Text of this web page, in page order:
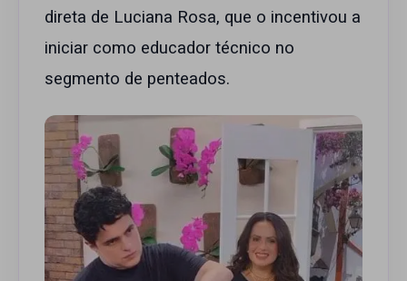
direta de Luciana Rosa, que o incentivou a
iniciar como educador técnico no
segmento de penteados.